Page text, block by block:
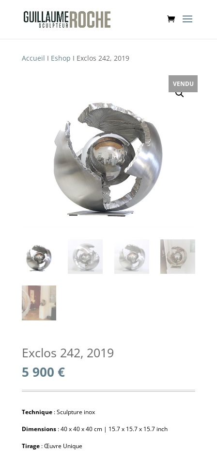
Accueil I Eshop I Exclos 242, 2019
VENDU
Exclos 242, 2019
5 900 €
Technique: Sculpture inox
Dimensions: 40 x 40 x 40 cm | 15.7 x 15.7 x 15.7 inch
Tirage: Œuvre Unique